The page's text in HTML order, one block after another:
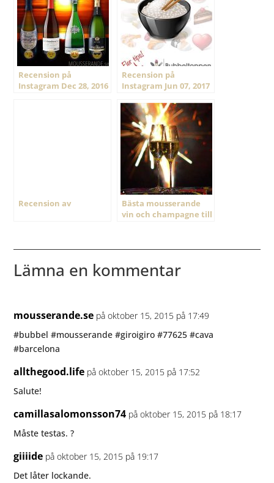
Recension på
Instagram Dec 28, 2016
Recension på
Instagram Jun 07, 2017
Recension av
Bästa mousserande
vin och champagne till
Lämna en kommentar
mousserande.se på oktober 15, 2015 på 17:49
#bubbel #mousserande #giroigiro #77625 #cava
#barcelona
allthegood.life på oktober 15, 2015 på 17:52
Salute!
camillasalomonsson74 på oktober 15, 2015 på 18:17
Måste testas. ?
giiiide på oktober 15, 2015 på 19:17
Det låter lockande.